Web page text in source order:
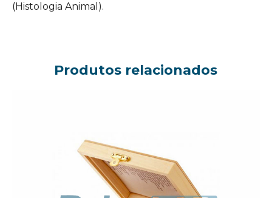
(Histologia Animal).
Produtos relacionados